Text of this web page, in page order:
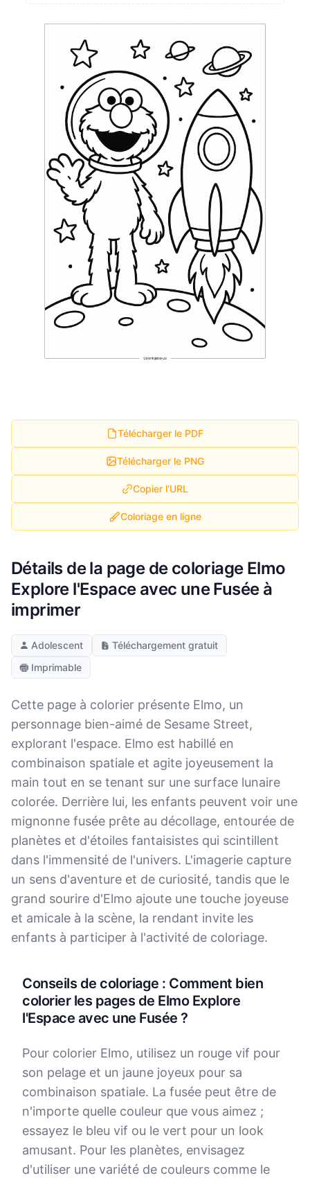
Télécharger le PDF
Télécharger le PNG
Copier l'URL
Coloriage en ligne
Détails de la page de coloriage Elmo
Explore l'Espace avec une Fusée à
imprimer
Adolescent
Téléchargement gratuit
Imprimable
Cette page à colorier présente Elmo, un
personnage bien-aimé de Sesame Street,
explorant l'espace. Elmo est habillé en
combinaison spatiale et agite joyeusement la
main tout en se tenant sur une surface lunaire
colorée. Derrière lui, les enfants peuvent voir une
mignonne fusée prête au décollage, entourée de
planètes et d'étoiles fantaisistes qui scintillent
dans l'immensité de l'univers. L'imagerie capture
un sens d'aventure et de curiosité, tandis que le
grand sourire d'Elmo ajoute une touche joyeuse
et amicale à la scène, la rendant invite les
enfants à participer à l'activité de coloriage.
Conseils de coloriage : Comment bien
colorier les pages de Elmo Explore
l'Espace avec une Fusée ?
Pour colorier Elmo, utilisez un rouge vif pour
son pelage et un jaune joyeux pour sa
combinaison spatiale. La fusée peut être de
n'importe quelle couleur que vous aimez ;
essayez le bleu vif ou le vert pour un look
amusant. Pour les planètes, envisagez
d'utiliser une variété de couleurs comme le